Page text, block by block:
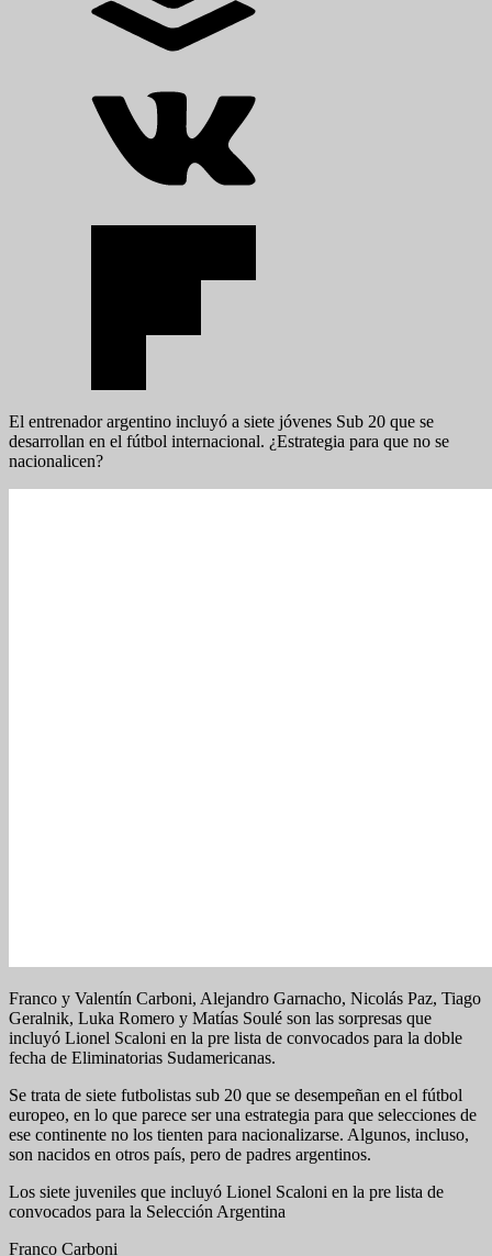
El entrenador argentino incluyó a siete jóvenes Sub 20 que se
desarrollan en el fútbol internacional. ¿Estrategia para que no se
nacionalicen?
Franco y Valentín Carboni, Alejandro Garnacho, Nicolás Paz, Tiago
Geralnik, Luka Romero y Matías Soulé son las sorpresas que
incluyó Lionel Scaloni en la pre lista de convocados para la doble
fecha de Eliminatorias Sudamericanas.
Se trata de siete futbolistas sub 20 que se desempeñan en el fútbol
europeo, en lo que parece ser una estrategia para que selecciones de
ese continente no los tienten para nacionalizarse. Algunos, incluso,
son nacidos en otros país, pero de padres argentinos.
Los siete juveniles que incluyó Lionel Scaloni en la pre lista de
convocados para la Selección Argentina
Franco Carboni